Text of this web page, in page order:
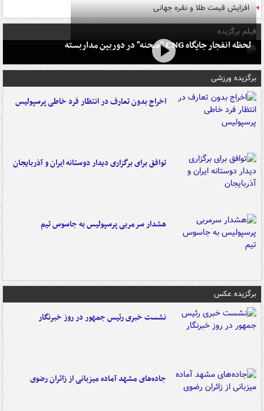
افزایش قیمت طلا و نقره جهانی
فیلم برگزیده
لحظه انفجار جایگاه CNG "صحنه" در دوربین مداربسته
برگزیده ورزشی
اخراج بدون تعارف در انتظار فرد خاطی پرسپولیس
توافق برای برگزاری دیدار دوستانه ایران و آذربایجان
هشدار سرمربی پرسپولیس به جاسوس تیم
برگزیده عکس
نشست خبری رئیس جمهور در روز خبرنگار
جاده‌های مشهد آماده میزبانی از زائران رضوی